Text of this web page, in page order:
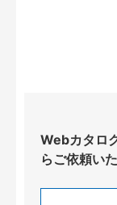
Webカタロ
らご依頼い